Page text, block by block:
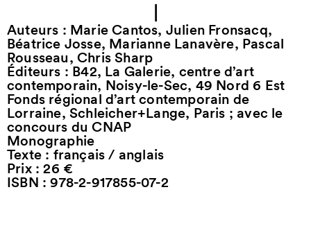
|
Auteurs : Marie Cantos, Julien Fronsacq,
Béatrice Josse, Marianne Lanavère, Pascal
Rousseau, Chris Sharp
Éditeurs : B42, La Galerie, centre d’art
contemporain, Noisy-le-Sec, 49 Nord 6 Est
Fonds régional d’art contemporain de
Lorraine, Schleicher+Lange, Paris ; avec le
concours du CNAP
Monographie
Texte : français / anglais
Prix : 26 €
ISBN : 978-2-917855-07-2